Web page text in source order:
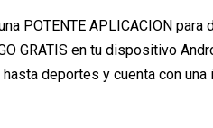
POTENTE APLICACION
GRATIS en tu dispositivo
deportes y cuenta con